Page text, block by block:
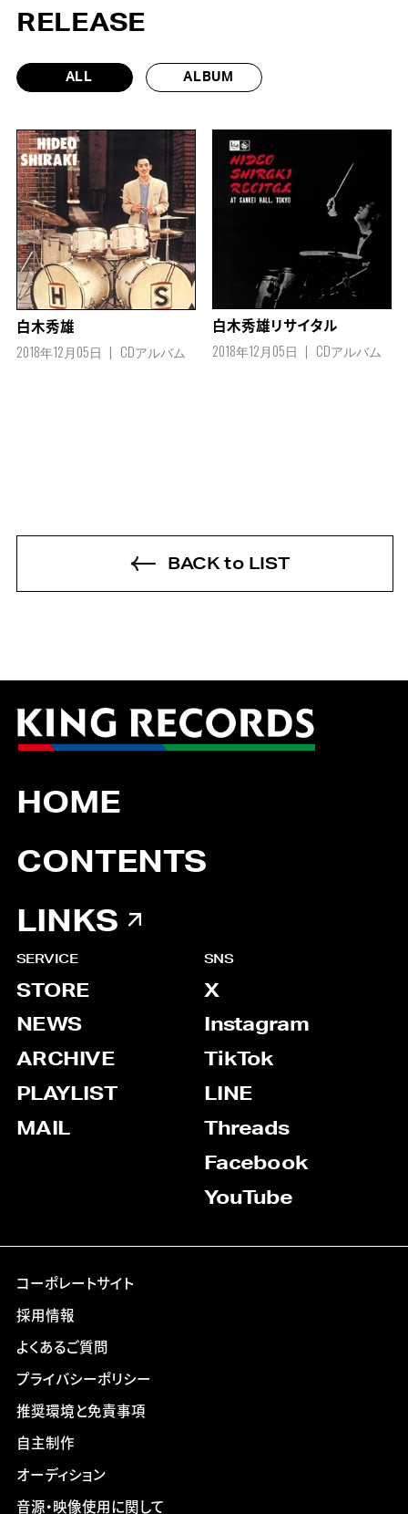
RELEASE
ALL ALBUM
白木秀雄
2018年12月05日 CDアルバム
白木秀雄リサイタル
2018年12月05日 CDアルバム
BACK to LIST
HOME
CONTENTS
LINKS
SERVICE
STORE
NEWS
ARCHIVE
PLAYLIST
MAIL
SNS
X
Instagram
TikTok
LINE
Threads
Facebook
YouTube
コーポレートサイト
採用情報
よくあるご質問
プライバシーポリシー
推奨環境と免責事項
自主制作
オーディション
音源・映像使用に関して